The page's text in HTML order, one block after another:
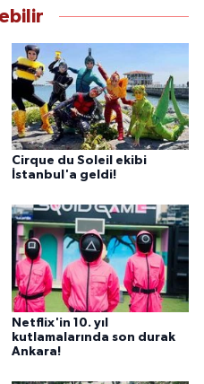
Cirque du Soleil ekibi
İstanbul'a geldi!
Netflix'in 10. yıl
kutlamalarında son durak
Ankara!